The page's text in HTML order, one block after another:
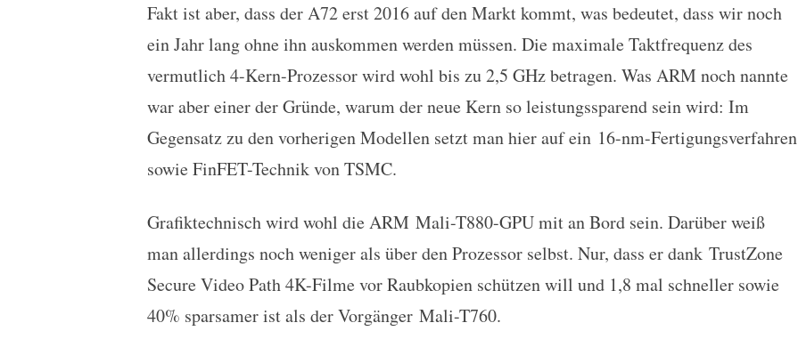
Fakt ist aber, dass der A72 erst 2016 auf den Markt kommt, was bedeutet, dass wir noch
ein Jahr lang ohne ihn auskommen werden müssen. Die maximale Taktfrequenz des
vermutlich 4-Kern-Prozessor wird wohl bis zu 2,5 GHz betragen. Was ARM noch nannte
war aber einer der Gründe, warum der neue Kern so leistungssparend sein wird: Im
Gegensatz zu den vorherigen Modellen setzt man hier auf ein 16-nm-Fertigungsverfahren
sowie FinFET-Technik von TSMC.
Grafiktechnisch wird wohl die ARM Mali-T880-GPU mit an Bord sein. Darüber weiß
man allerdings noch weniger als über den Prozessor selbst. Nur, dass er dank TrustZone
Secure Video Path 4K-Filme vor Raubkopien schützen will und 1,8 mal schneller sowie
40% sparsamer ist als der Vorgänger Mali-T760.